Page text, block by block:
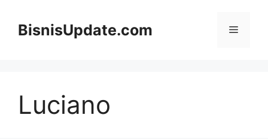
BisnisUpdate.com Menu
Luciano